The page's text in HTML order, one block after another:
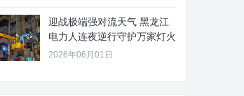
迎战极端强对流天气 黑龙江
电力人连夜逆行守护万家灯火
2026年06月01日